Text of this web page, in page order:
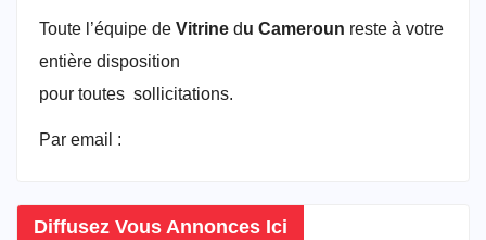
Toute l’équipe de Vitrine du Cameroun reste à votre
entière disposition
pour toutes sollicitations.
Par email :
Diffusez Vous Annonces Ici